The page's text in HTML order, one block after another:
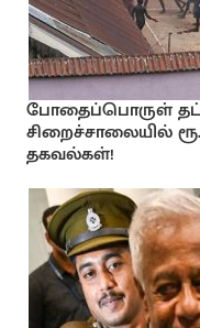
போதைப்பொருள்
சிறைச்சாலையில்
தகவல்கள்!